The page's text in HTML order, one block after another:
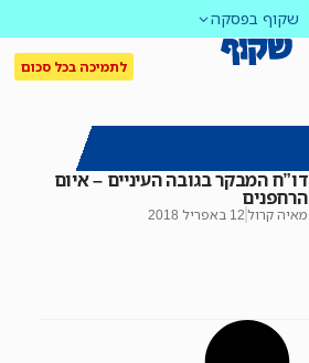
שקוף בפסקה
לתמיכה בכל סכום
דו”ח המבקר בגובה העיניים – איום
הרחפנים
מאיה קרול 12 באפריל 2018